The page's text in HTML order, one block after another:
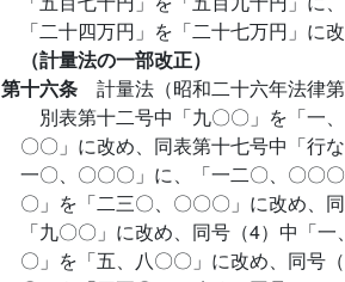
「二十四万円」を「二十七万円」に改
（計量法の一部改正）
第十六条 計量法（昭和二十六年法律
別表第十二号中「九〇〇」を「一
〇〇」に改め、同表第十七号中「行
一〇、〇〇〇」に、「一二〇、〇〇
〇」を「二三〇、〇〇〇」に改め、
「九〇〇」に改め、同号（4）中「
〇」を「五、八〇〇」に改め、同号